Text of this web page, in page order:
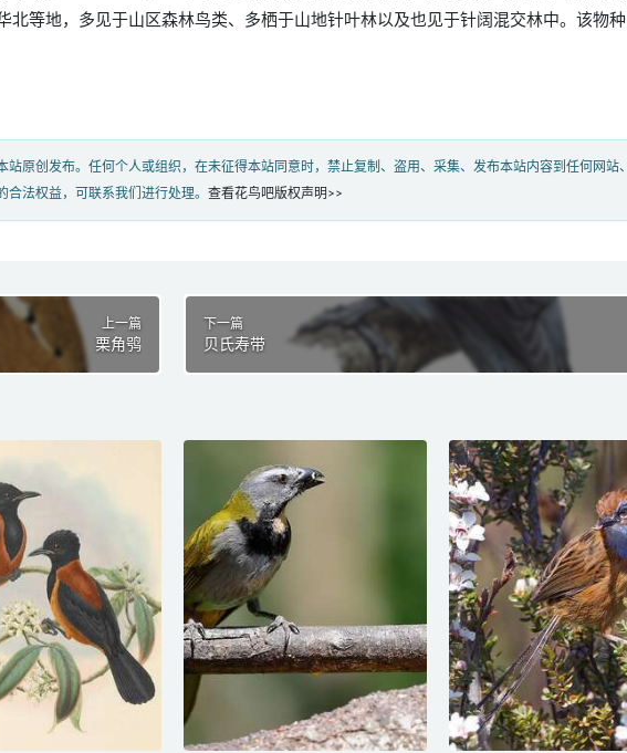
北等地，多见于山区森林鸟类、多栖于山地针叶林以及也见于针阔混交林中。该物
站原创发布。任何个人或组织，在未征得本站同意时，禁止复制、盗用、采集、发布本站内容到任何网站
法权益，可联系我们进行处理。 查看花鸟吧版权声明>>
上一篇
栗角鸮
下一篇
贝氏寿带